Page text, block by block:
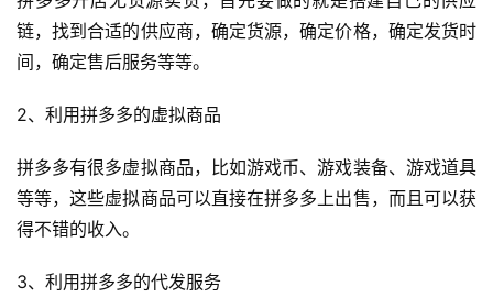
链，找到合适的供应商，确定货源，确定价格，确定发货时
间，确定售后服务等等。
2、利用拼多多的虚拟商品
拼多多有很多虚拟商品，比如游戏币、游戏装备、游戏道具
等等，这些虚拟商品可以直接在拼多多上出售，而且可以获
得不错的收入。
3、利用拼多多的代发服务